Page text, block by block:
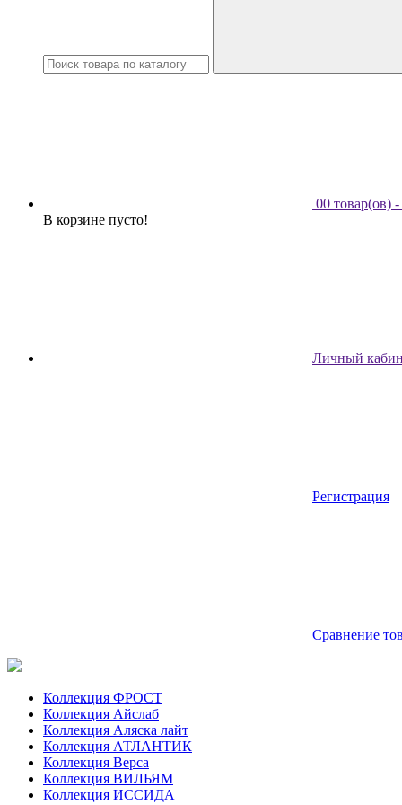
00 товар(ов) -
В корзине пусто!
Личный
Регистрация
Сравнение
Коллекция ФРОСТ
Коллекция Айслаб
Коллекция Аляска лайт
Коллекция АТЛАНТИК
Коллекция Верса
Коллекция ВИЛЬЯМ
Коллекция ИССИДА